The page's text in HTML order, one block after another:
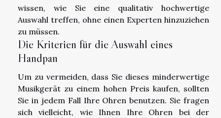
wissen, wie Sie eine qualitativ hochwertige
Auswahl treffen, ohne einen Experten hinzuziehen
zu müssen.
Die Kriterien für die Auswahl eines
Handpan
Um zu vermeiden, dass Sie dieses minderwertige
Musikgerät zu einem hohen Preis kaufen, sollten
Sie in jedem Fall Ihre Ohren benutzen. Sie fragen
sich vielleicht, wie Ihnen Ihre Ohren bei der